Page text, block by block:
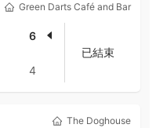
Green Darts Café and Bar
6
4
已結束
The Doghouse